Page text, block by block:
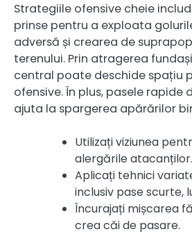
Strategiile ofensive cheie
prinse pentru a exploata
adversă și crearea de
terenului. Prin atragerea
central poate deschide spațiu
ofensive. În plus, pasele
ajuta la spargerea apărărilor
Utilizați viziunea
alergările atacanților.
Aplicați tehnici
inclusiv pase scurte,
Încurajați mișcarea
crea căi de pasare.